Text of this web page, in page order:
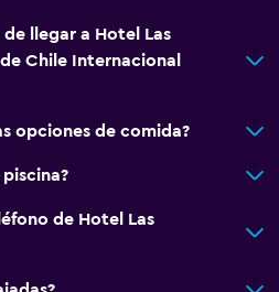
de llegar a Hotel Las
Chile Internacional
opciones de comida?
piscina?
de Hotel Las